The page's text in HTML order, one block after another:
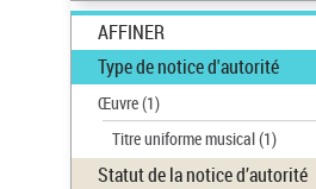
AFFINER
Type de notice d'autorité
Œuvre(1)
Titre uniforme musical(1)
Statut de la notice d’autorité